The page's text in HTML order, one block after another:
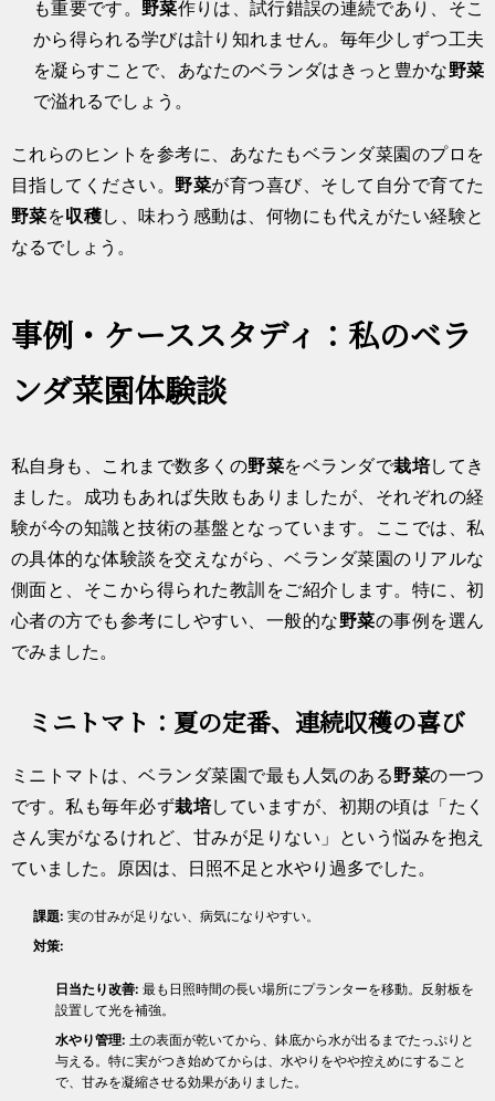
も重要です。 野菜作りは、試行錯誤の連続であり、そこ
から得られる学びは計り知れません。毎年少しずつ工夫
を凝らすことで、あなたのベランダはきっと豊かな野菜
で溢れるでしょう。
これらのヒントを参考に、あなたもベランダ菜園のプロを
目指してください。 野菜が育つ喜び、そして自分で育てた
野菜を収穫し、味わう感動は、何物にも代えがたい経験と
なるでしょう。
事例・ケーススタディ：私のベラ
ンダ菜園体験談
私自身も、これまで数多くの野菜をベランダで栽培してき
ました。成功もあれば失敗もありましたが、それぞれの経
験が今の知識と技術の基盤となっています。ここでは、私
の具体的な体験談を交えながら、ベランダ菜園のリアルな
側面と、そこから得られた教訓をご紹介します。特に、初
心者の方でも参考にしやすい、一般的な野菜の事例を選ん
でみました。
ミニトマト：夏の定番、連続収穫の喜び
ミニトマトは、ベランダ菜園で最も人気のある野菜の一つ
です。私も毎年必ず栽培していますが、初期の頃は「たく
さん実がなるけれど、甘みが足りない」という悩みを抱え
ていました。原因は、日照不足と水やり過多でした。
課題: 実の甘みが足りない、病気になりやすい。
対策:
日当たり改善: 最も日照時間の長い場所にプランターを移動。反射板を
設置して光を補強。
水やり管理: 土の表面が乾いてから、鉢底から水が出るまでたっぷりと
与える。特に実がつき始めてからは、水やりをやや控えめにすること
で、甘みを凝縮させる効果がありました。